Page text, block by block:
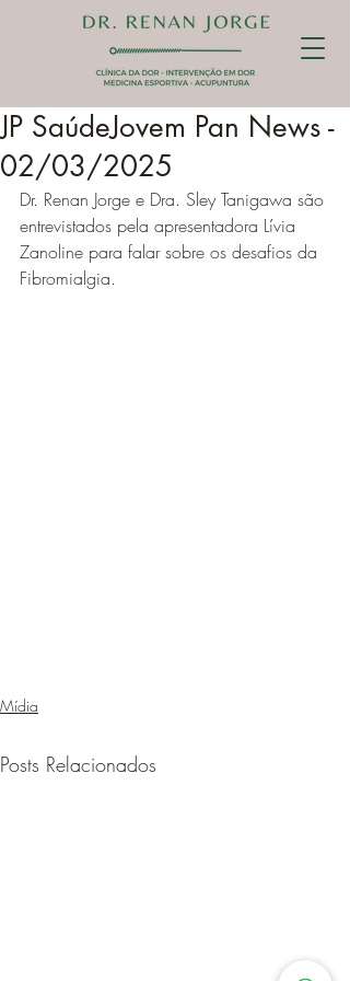
JP SaúdeJovem Pan News -
02/03/2025
Dr. Renan Jorge e Dra. Sley Tanigawa são
entrevistados pela apresentadora Lívia
Zanoline para falar sobre os desafios da
Fibromialgia.
Mídia
Posts Relacionados